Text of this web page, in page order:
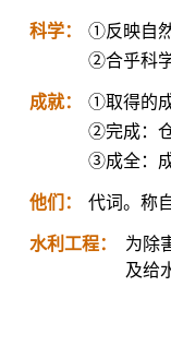
科学：
①反映自
②合乎科
成就：
①取得的
②完成：
③成全：
他们： 代词。称
水利工程：
为除
及给